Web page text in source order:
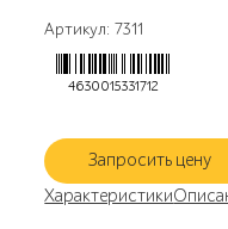
Артикул: 7311
4630015331712
Запросить цену
Характеристики